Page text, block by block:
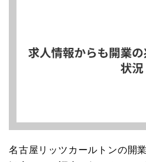
名古屋リッツカールトンの開